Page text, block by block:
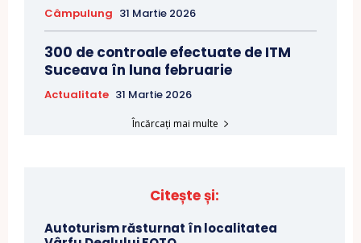
Câmpulung 31 Martie 2026
300 de controale efectuate de ITM
Suceava în luna februarie
Actualitate 31 Martie 2026
Încărcați mai multe
Citește și:
Autoturism răsturnat în localitatea